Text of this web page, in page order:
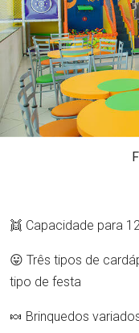
👯 Capacidade para
😛 Três tipos de
tipo de festa
🍬 Brinquedos